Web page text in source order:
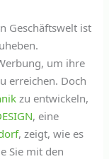
Geschäftswelt ist
um ihre
erreichen. Doch
zu entwickeln,
, eine
, zeigt, wie es
Sie mit den